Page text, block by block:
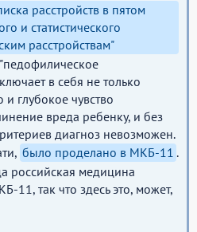
расстройств в пятом
и статистического
расстройствам"
"педофилическое
в себя не только
глубокое чувство
вреда ребенку, и без
диагноз невозможен.
было проделано в МКБ-11 .
российская медицина
11, так что здесь это, может,